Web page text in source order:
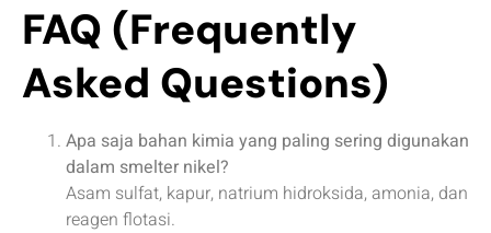
FAQ (Frequently
Asked Questions)
Apa saja bahan kimia yang paling sering digunakan
dalam smelter nikel?
Asam sulfat, kapur, natrium hidroksida, amonia, dan
reagen flotasi.